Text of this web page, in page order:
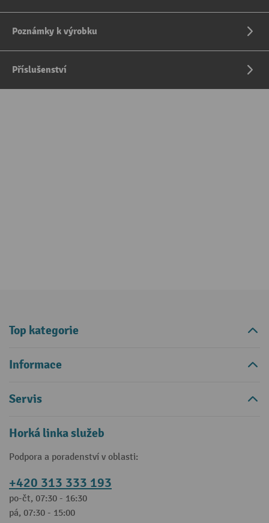
Poznámky k výrobku
Příslušenství
Top kategorie
Informace
Servis
Horká linka služeb
Podpora a poradenství v oblasti:
+420 313 333 193
po-čt, 07:30 - 16:30
pá, 07:30 - 15:00